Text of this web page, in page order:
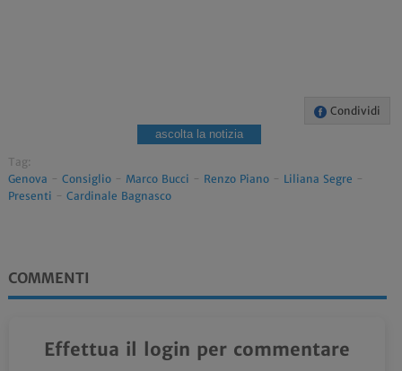
Condividi
ascolta la notizia
Tag:
Genova - Consiglio- Marco Bucci - Renzo Piano- Liliana Segre -
Presenti - Cardinale Bagnasco
COMMENTI
Effettua il login per commentare